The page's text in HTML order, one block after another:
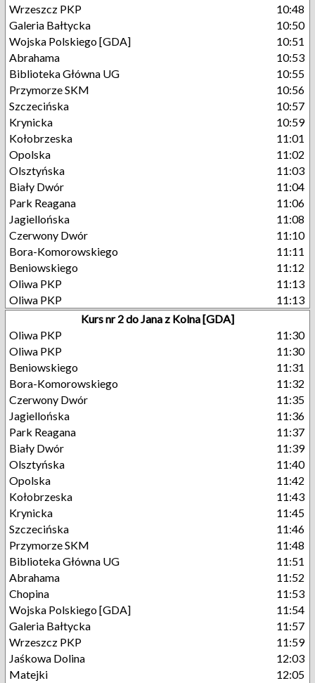
Wrzeszcz PKP
10:48
Galeria Bałtycka
10:50
Wojska Polskiego [GDA]
10:51
Abrahama
10:53
Biblioteka Główna UG
10:55
Przymorze SKM
10:56
Szczecińska
10:57
Krynicka
10:59
Kołobrzeska
11:01
Opolska
11:02
Olsztyńska
11:03
Biały Dwór
11:04
Park Reagana
11:06
Jagiellońska
11:08
Czerwony Dwór
11:10
Bora-Komorowskiego
11:11
Beniowskiego
11:12
Oliwa PKP
11:13
Oliwa PKP
11:13
Kurs nr 2 do Jana z Kolna [GDA]
Oliwa PKP
11:30
Oliwa PKP
11:30
Beniowskiego
11:31
Bora-Komorowskiego
11:32
Czerwony Dwór
11:35
Jagiellońska
11:36
Park Reagana
11:37
Biały Dwór
11:39
Olsztyńska
11:40
Opolska
11:42
Kołobrzeska
11:43
Krynicka
11:45
Szczecińska
11:46
Przymorze SKM
11:48
Biblioteka Główna UG
11:51
Abrahama
11:52
Chopina
11:53
Wojska Polskiego [GDA]
11:54
Galeria Bałtycka
11:57
Wrzeszcz PKP
11:59
Jaśkowa Dolina
12:03
Matejki
12:05